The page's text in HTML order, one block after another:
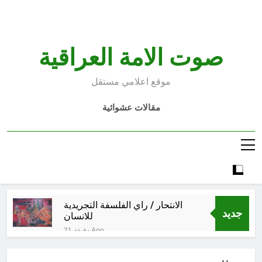
صوت الامة العراقية
موقع اعلامي مستقل
مقالات عشوائية
جديد
الانتحار / راي الفلسفة التجريدية
للانسان
21 دقيقة Ago